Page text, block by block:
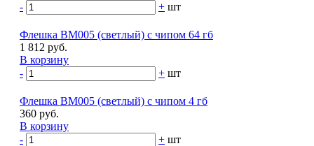
-
+ шт
Флешка BM005 (светлый) с чипом 64 гб
1 812 руб.
В корзину
-
+ шт
Флешка BM005 (светлый) с чипом 4 гб
360 руб.
В корзину
-
+ шт